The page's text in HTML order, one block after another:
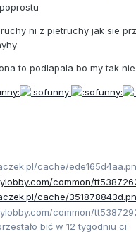
ni z pietruchy jak sie
to podlapala bo my tak nie
bić w 12 tygodniu ci